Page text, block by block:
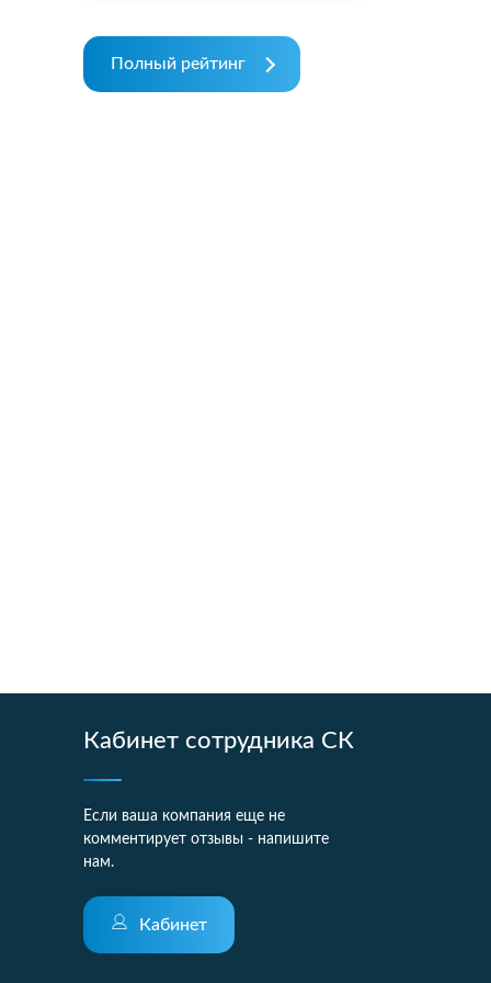
Полный рейтинг
Кабинет сотрудника СК
Если ваша компания еще не
комментирует отзывы - напишите
нам.
Кабинет